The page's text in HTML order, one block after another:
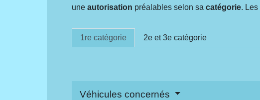
uneautorisation préalables selon sacatégorie. Les
1re catégorie 2e et 3e catégorie
Véhicules concernés